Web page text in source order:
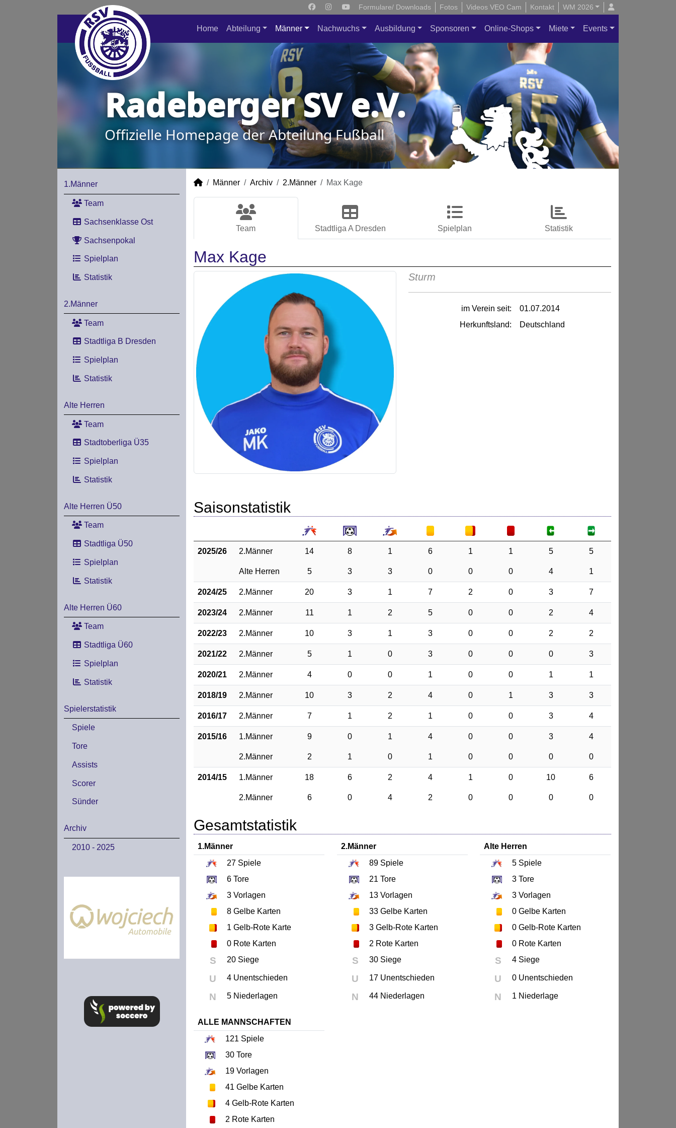
Formulare/ Downloads Fotos Videos VEO Cam Kontakt WM 2026
Home Abteilung Männer Nachwuchs Ausbildung Sponsoren Online-Shops Miete Events
Radeberger SV e.V.
Offizielle Homepage der Abteilung Fußball
1.Männer
Team
Sachsenklasse Ost
Sachsenpokal
Spielplan
Statistik
2.Männer
Team
Stadtliga B Dresden
Spielplan
Statistik
Alte Herren
Team
Stadtoberliga Ü35
Spielplan
Statistik
Alte Herren Ü50
Team
Stadtliga Ü50
Spielplan
Statistik
Alte Herren Ü60
Team
Stadtliga Ü60
Spielplan
Statistik
Spielerstatistik
Spiele
Tore
Assists
Scorer
Sünder
Archiv
2010 - 2025
Männer Archiv 2.Männer Max Kage
Team Stadtliga A Dresden Spielplan Statistik
Max Kage
Sturm
im Verein seit:
01.07.2014
Herkunftsland:
Deutschland
Saisonstatistik
2025/26 2.Männer 14 8 1 6 1 1 5 5
Alte Herren 5 3 3 0 0 0 4 1
2024/25 2.Männer 20 3 1 7 2 0 3 7
2023/24 2.Männer 11 1 2 5 0 0 2 4
2022/23 2.Männer 10 3 1 3 0 0 2 2
2021/22 2.Männer 5 1 0 3 0 0 0 3
2020/21 2.Männer 4 0 0 1 0 0 1 1
2018/19 2.Männer 10 3 2 4 0 1 3 3
2016/17 2.Männer 7 1 2 1 0 0 3 4
2015/16 1.Männer 9 0 1 4 0 0 3 4
2.Männer 2 1 0 1 0 0 0 0
2014/15 1.Männer 18 6 2 4 1 0 10 6
2.Männer 6 0 4 2 0 0 0 0
Gesamtstatistik
1.Männer
27 Spiele
6 Tore
3 Vorlagen
8 Gelbe Karten
1 Gelb-Rote Karte
0 Rote Karten
S 20 Siege
U 4 Unentschieden
N 5 Niederlagen
2.Männer
89Spiele
21 Tore
13Vorlagen
33Gelbe Karten
3Gelb-Rote Karten
2 Rote Karten
S 30 Siege
U 17 Unentschieden
N 44 Niederlagen
Alte Herren
5 Spiele
3 Tore
3 Vorlagen
0 Gelbe Karten
0 Gelb-Rote Karten
0 Rote Karten
S 4 Siege
U 0 Unentschieden
N 1 Niederlage
ALLE MANNSCHAFTEN
121 Spiele
30 Tore
19 Vorlagen
41 Gelbe Karten
4 Gelb-Rote Karten
2 Rote Karten